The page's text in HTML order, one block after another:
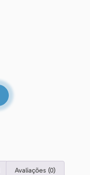
Avaliações (0)